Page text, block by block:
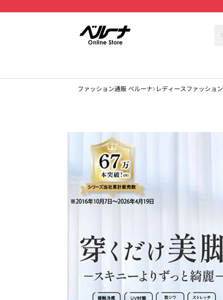
ファッション通販 ベルーナ レディースファッション